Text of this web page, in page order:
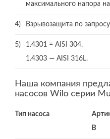
максимального напора
4) Взрывозащита по запросу
5)
1.4301 = AISI 304.
1.4303 — AISI 316L.
Наша компания
насосов Wilo серии
Тип насоса
В